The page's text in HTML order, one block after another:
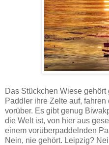
Das Stückchen Wiese
Paddler ihre Zelte auf,
vorüber. Es gibt genug
die Welt ist, von hier aus
einem vorüberpaddelnden
Nein, nie gehört. Leipzig?